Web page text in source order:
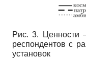
Рис. 3. Ценности
респондентов с
установок